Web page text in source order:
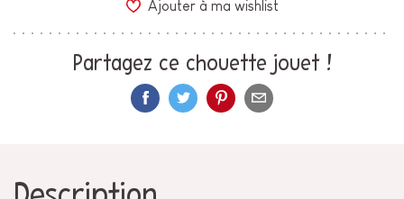
Ajouter à ma wishlist
Partagez ce chouette jouet !